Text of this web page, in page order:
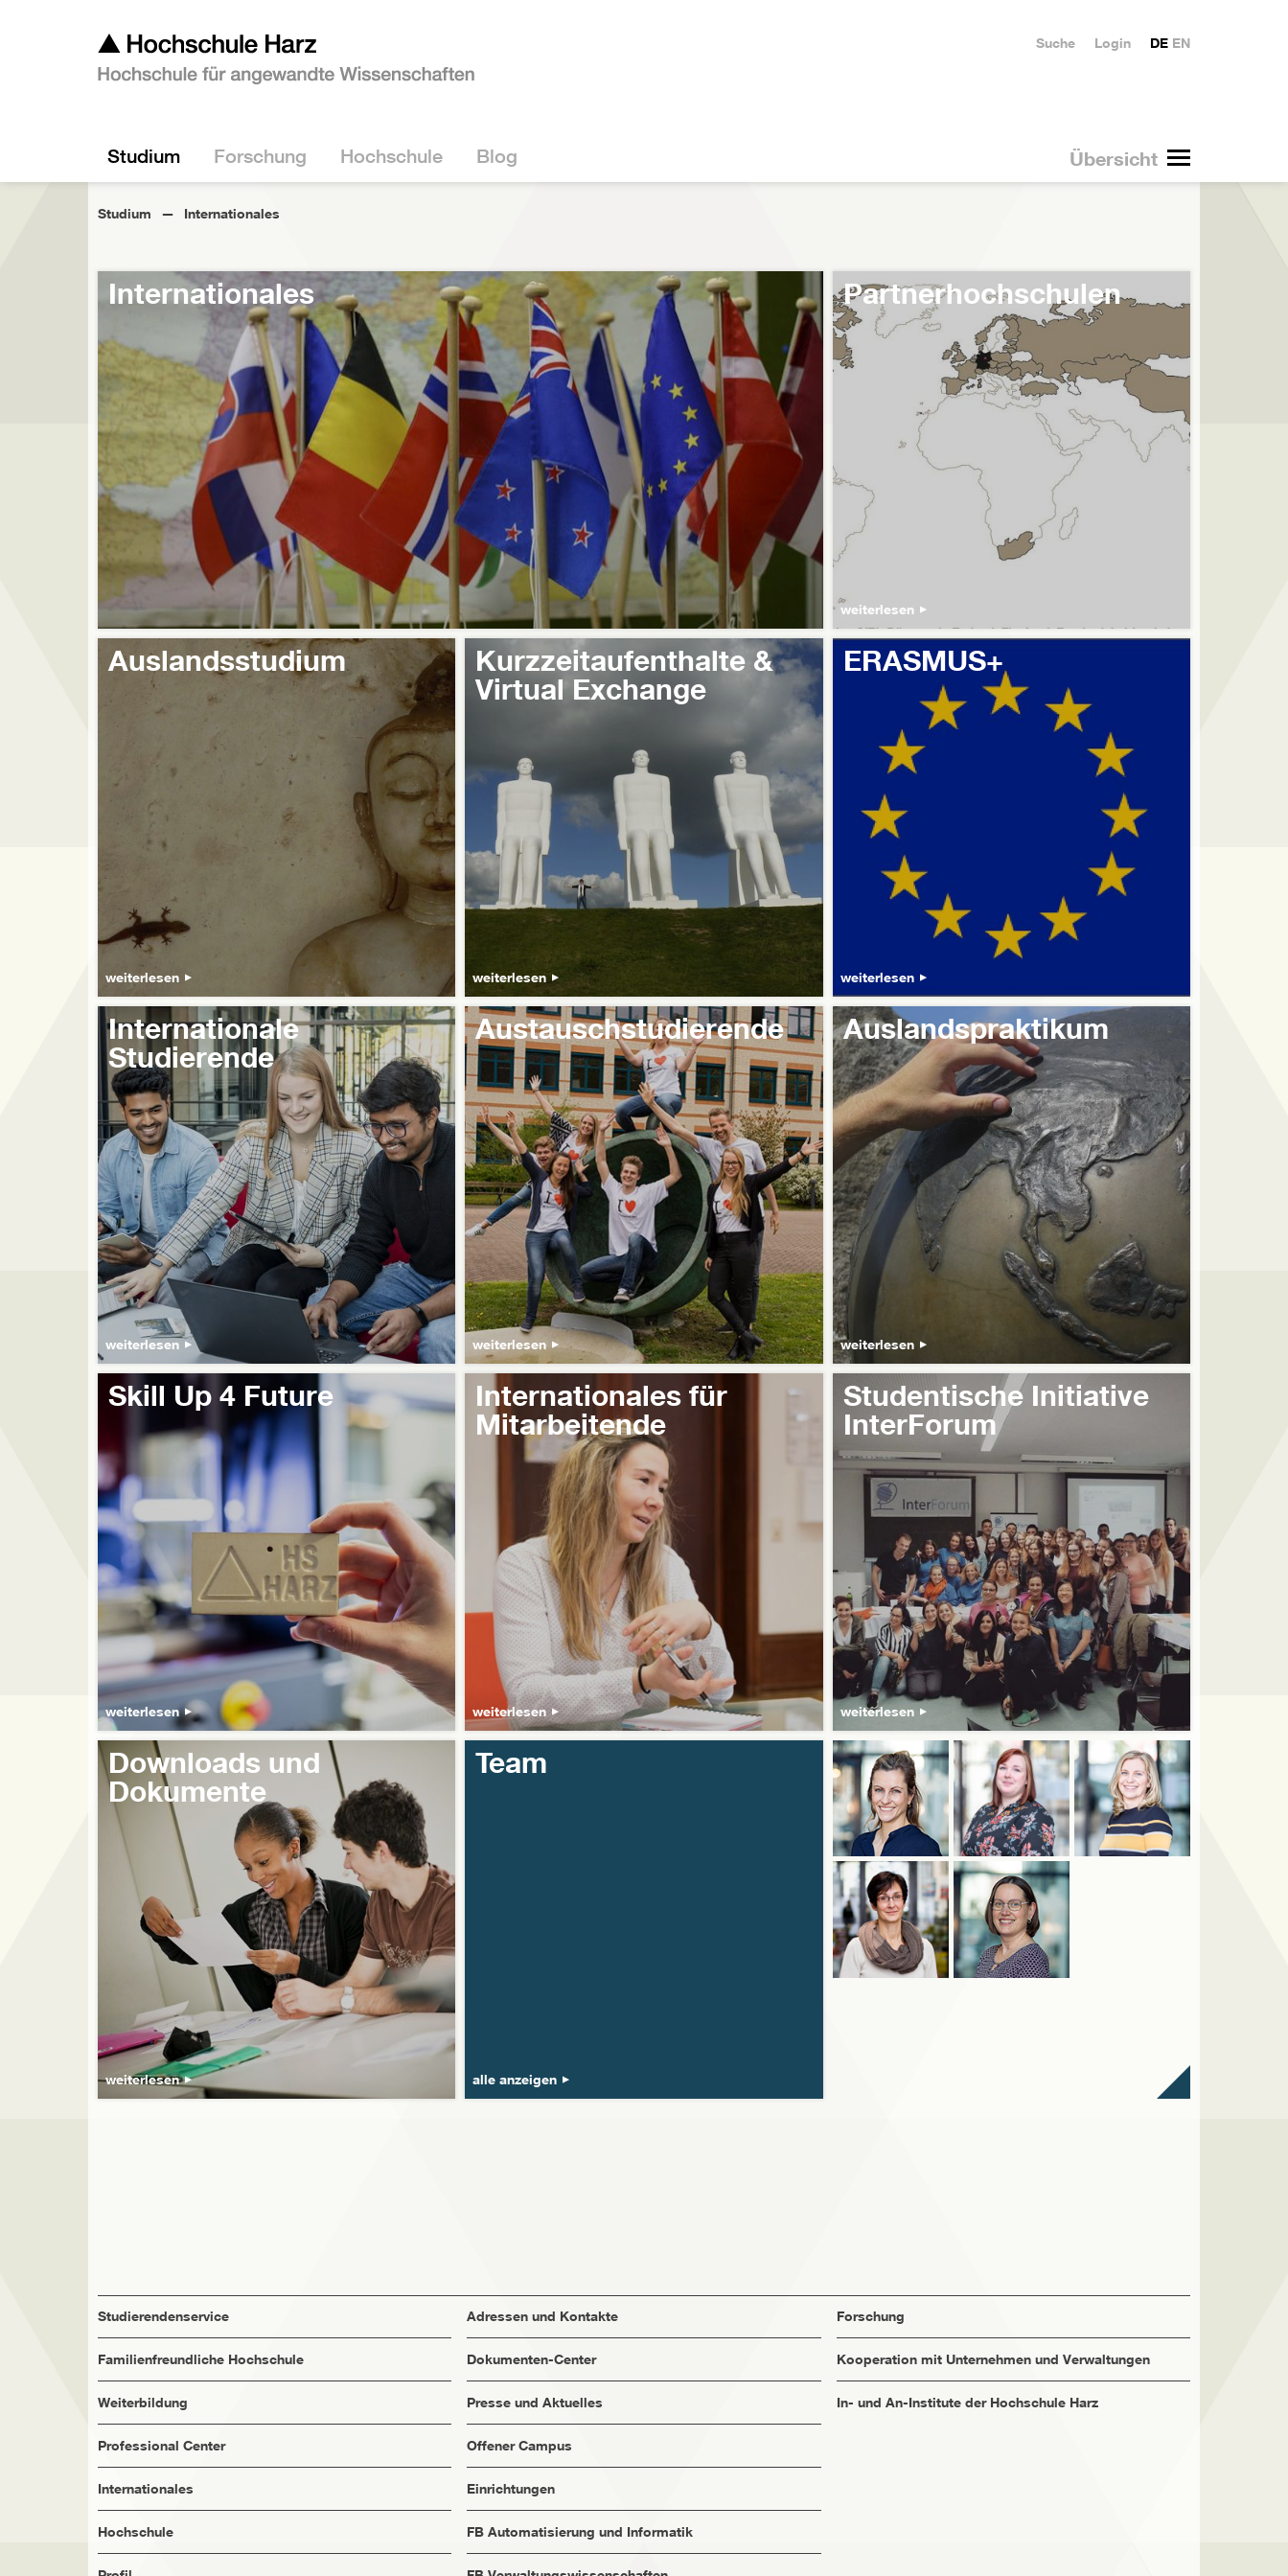
Übersicht
Studium Forschung Hochschule Blog
DE EN
Login
Suche
Studium Internationales
Internationales Partnerhochschulen
weiterlesen
Auslandsstudium
weiterlesen
Kurzzeitaufenthalte &
Virtual Exchange
weiterlesen
ERASMUS+
weiterlesen
Internationale
Studierende
weiterlesen
Austauschstudierende
weiterlesen
Auslandspraktikum
weiterlesen
Skill Up 4 Future
weiterlesen
Internationales für
Mitarbeitende
weiterlesen
Studentische Initiative
InterForum
weiterlesen
Downloads und
Dokumente
weiterlesen
Team
alle anzeigen
Studierendenservice
Familienfreundliche Hochschule
Weiterbildung
Professional Center
Internationales
Hochschule
Adressen und Kontakte
Dokumenten-Center
Presse und Aktuelles
Offener Campus
Einrichtungen
FB Automatisierung und Informatik
Forschung
Kooperation mit Unternehmen und Verwaltungen
In- und An-Institute der Hochschule Harz